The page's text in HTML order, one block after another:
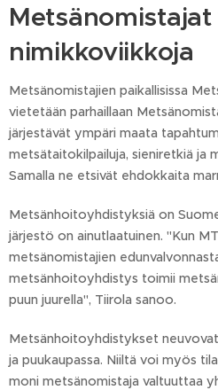
nimikkoviikkoja
Metsänomistajien paikallisissa
vietetään parhaillaan
järjestävät ympäri maata
metsätaitokilpailuja, sieniretkiä ja
Samalla ne etsivät ehdokkaita
Metsänhoitoyhdistyksiä on
järjestö on ainutlaatuinen. "Kun
metsänomistajien
metsänhoitoyhdistys toimii
puun juurella", Tiirola sanoo.
Metsänhoitoyhdistykset
ja puukaupassa. Niiltä voi myös
moni metsänomistaja valtuuttaa